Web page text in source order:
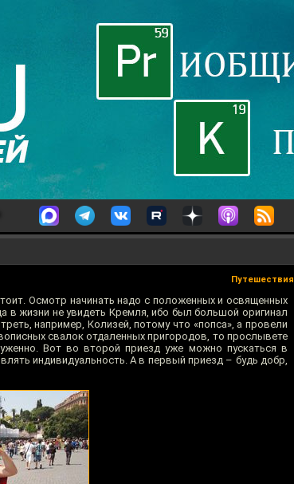
Путешествия
Осмотр начинать надо с положенных и освященных
в жизни не увидеть Кремля, ибо был большой оригинал
например, Колизей, потому что «попса», а провели
свалок отдаленных пригородов, то прослывете
Вот во второй приезд уже можно пускаться в
индивидуальность. А в первый приезд – будь добр,